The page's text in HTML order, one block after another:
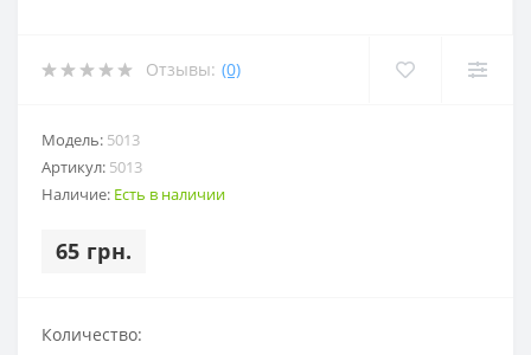
Отзывы: (0)
Модель: 5013
Артикул: 5013
Наличие: Есть в наличии
65 грн.
Количество: